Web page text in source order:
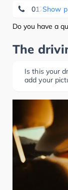
Show
0171 7 07
Do you have a
The
Is this your
add your